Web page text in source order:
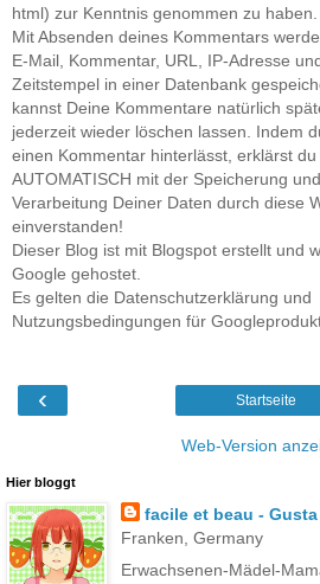
html) zur Kenntnis genommen zu haben.
Mit Absenden deines Kommentars
E-Mail, Kommentar, URL, IP-Adresse
Zeitstempel in einer Datenbank
kannst Deine Kommentare natürlich
jederzeit wieder löschen lassen. Indem
einen Kommentar hinterlässt, erklärst du
AUTOMATISCH mit der Speicherung und
Verarbeitung Deiner Daten durch diese
einverstanden!
Dieser Blog ist mit Blogspot erstellt und
Google gehostet.
Es gelten die Datenschutzerklärung und
Nutzungsbedingungen für
‹ Startseite
Web-Version
Hier bloggt
facile et beau - Gusta
Franken, Germany
Erwachsenen-Mädel-